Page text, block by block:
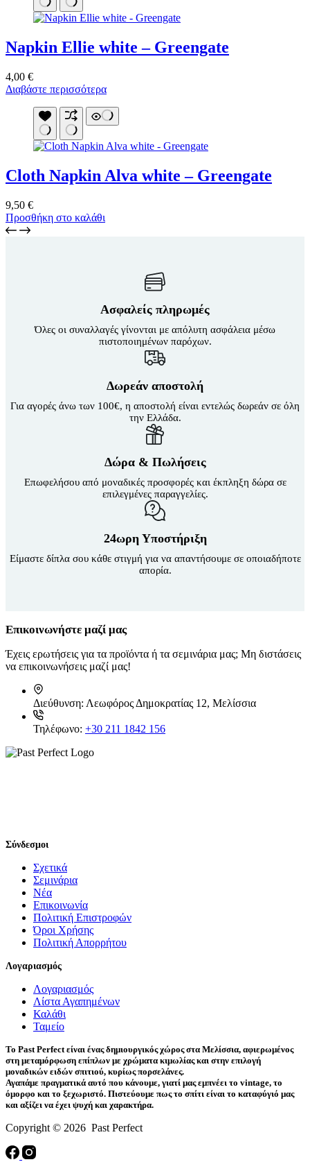
Napkin Ellie white – Greengate
4,00 €
Διαβάστε περισσότερα
Cloth Napkin Alva white – Greengate
9,50 €
Προσθήκη στο καλάθι
Ασφαλείς πληρωμές
Όλες οι συναλλαγές γίνονται με απόλυτη ασφάλεια μέσω
πιστοποιημένων παρόχων.
Δωρεάν αποστολή
Για αγορές άνω των 100€, η αποστολή είναι εντελώς δωρεάν σε όλη
την Ελλάδα.
Δώρα & Πωλήσεις
Επωφελήσου από μοναδικές προσφορές και έκπληξη δώρα σε
επιλεγμένες παραγγελίες.
24ωρη Υποστήριξη
Είμαστε δίπλα σου κάθε στιγμή για να απαντήσουμε σε οποιαδήποτε
απορία.
Επικοινωνήστε μαζί μας
Έχεις ερωτήσεις για τα προϊόντα ή τα σεμινάρια μας; Μη διστάσεις
να επικοινωνήσεις μαζί μας!
Διεύθυνση: Λεωφόρος Δημοκρατίας 12, Μελίσσια
Τηλέφωνο: +30 211 1842 156
Σύνδεσμοι
Σχετικά
Σεμινάρια
Νέα
Επικοινωνία
Πολιτική Επιστροφών
Όροι Χρήσης
Πολιτική Απορρήτου
Λογαριασμός
Λογαριασμός
Λίστα Αγαπημένων
Καλάθι
Ταμείο
Το Past Perfect είναι ένας δημιουργικός χώρος στα Μελίσσια, αφιερωμένος
στη μεταμόρφωση επίπλων με χρώματα κιμωλίας και στην επιλογή
μοναδικών ειδών σπιτιού, κυρίως πορσελάνες.
Αγαπάμε πραγματικά αυτό που κάνουμε, γιατί μας εμπνέει το vintage, το
όμορφο και το ξεχωριστό. Πιστεύουμε πως το σπίτι είναι το καταφύγιό μας
και αξίζει να έχει ψυχή και χαρακτήρα.
Copyright © 2026 Past Perfect